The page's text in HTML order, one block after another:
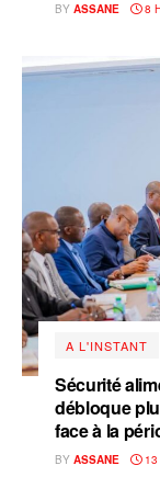
BY ASSANE 8
A L'INSTANT
Sécurité
débloque
face à la
BY ASSANE 13